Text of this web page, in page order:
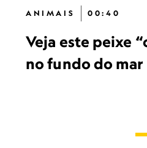
ANIMAIS 00:40
Veja este peixe
no fundo do mar